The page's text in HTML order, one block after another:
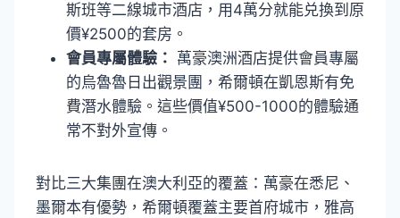
斯班等二線城市酒店，用4萬分就能兑換到原
價¥2500的套房。
會員專屬體驗： 萬豪澳洲酒店提供會員專屬
的烏魯魯日出觀景團，希爾頓在凱恩斯有免
費潛水體驗。這些價值¥500-1000的體驗通
常不對外宣傳。
對比三大集團在澳大利亞的覆蓋：萬豪在悉尼、
墨爾本有優勢，希爾頓覆蓋主要首府城市，雅高